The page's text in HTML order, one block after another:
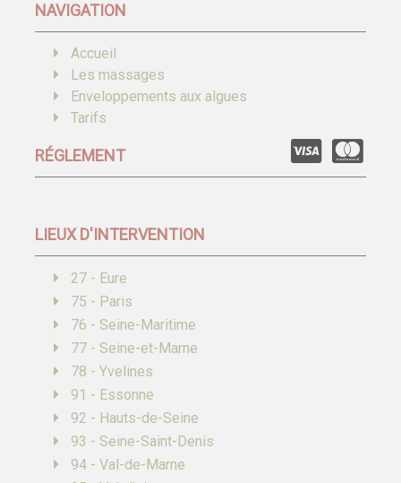
NAVIGATION
Accueil
Les massages
Enveloppements aux algues
Tarifs
RÉGLEMENT
LIEUX D'INTERVENTION
27 - Eure
75 - Paris
76 - Seine-Maritime
77 - Seine-et-Marne
78 - Yvelines
91 - Essonne
92 - Hauts-de-Seine
93 - Seine-Saint-Denis
94 - Val-de-Marne